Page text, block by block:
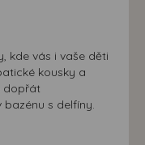
kde vás i vaše děti
kousky a
dopřát
s delfíny.